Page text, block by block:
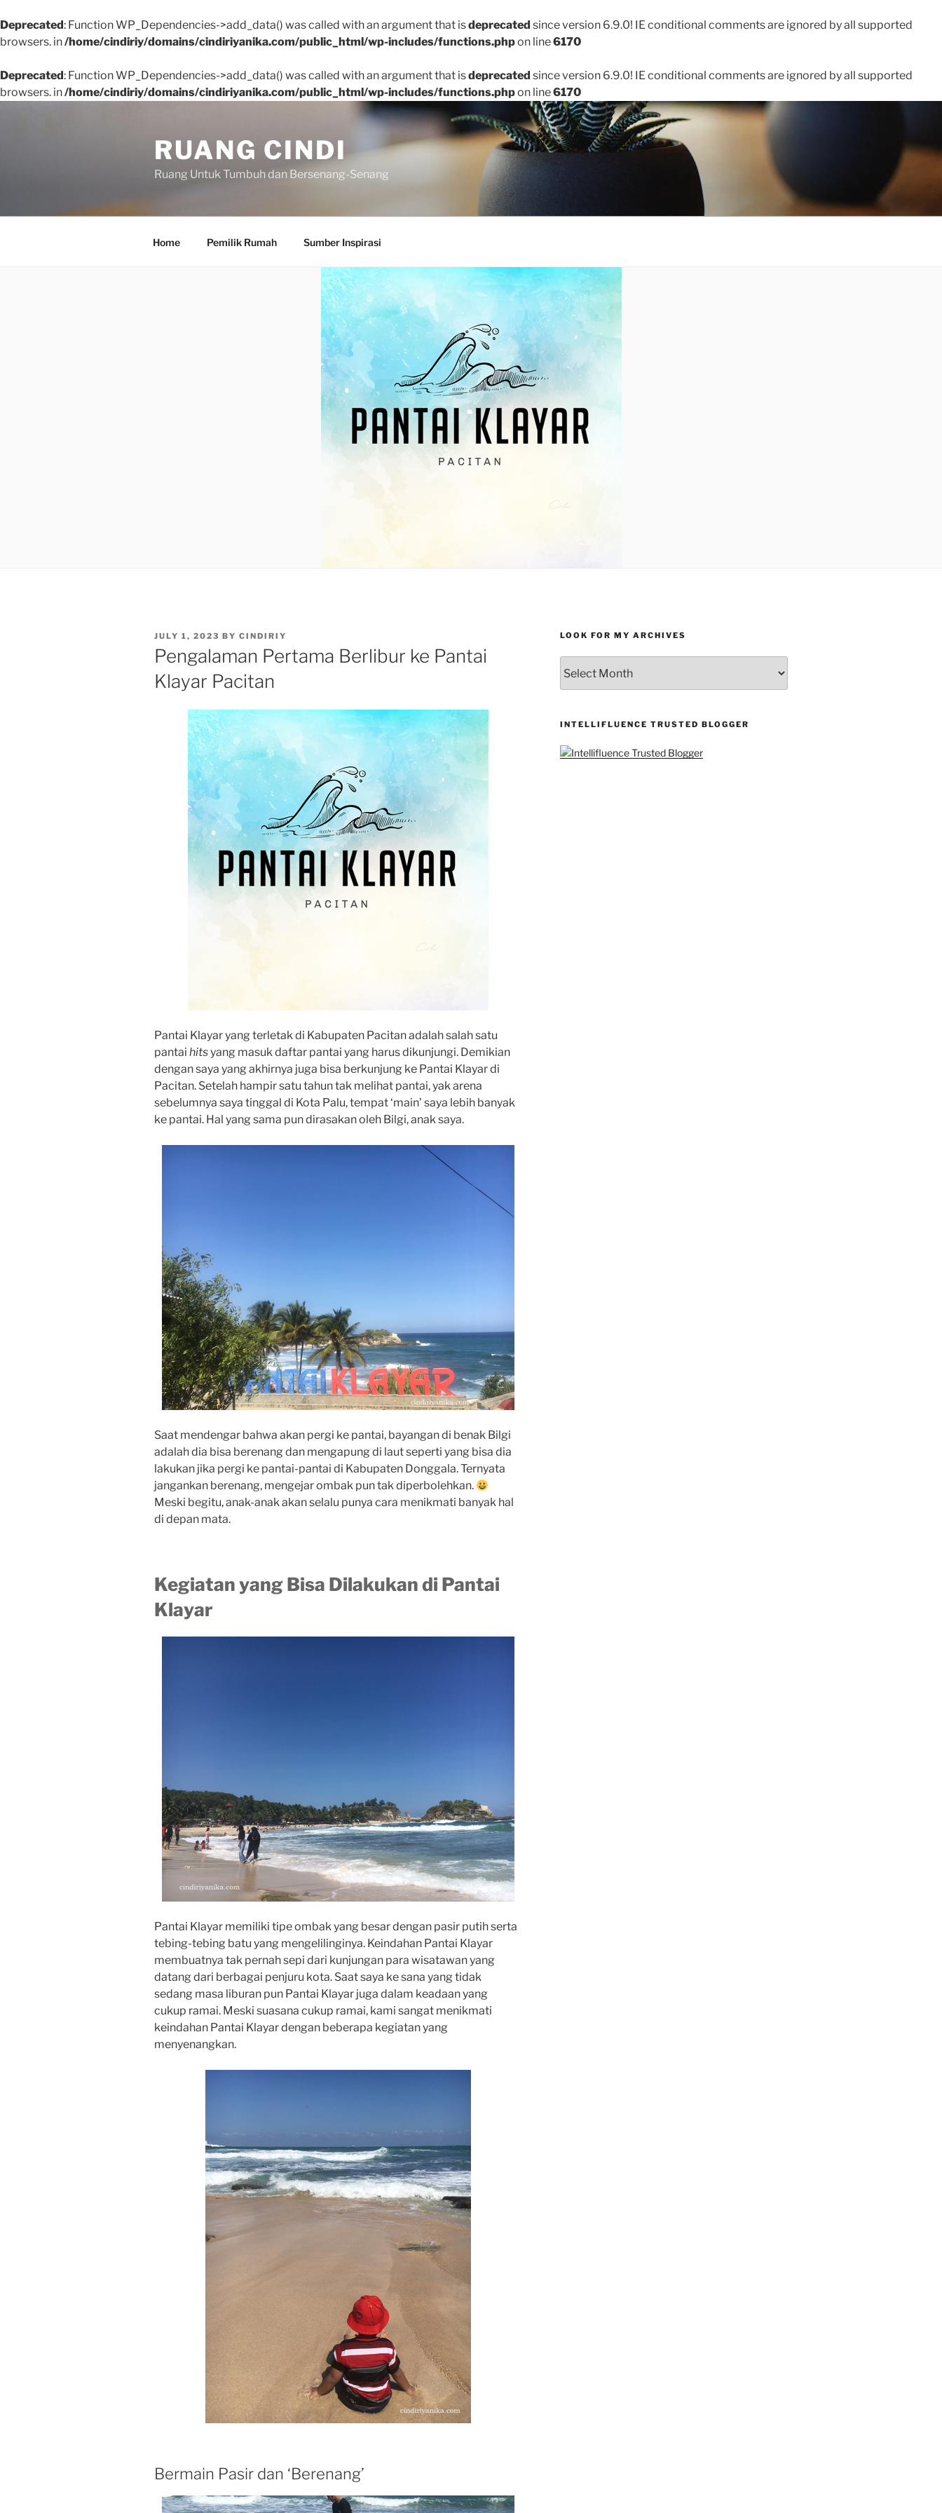
Deprecated: Function WP_Dependencies->add_data() was called with an argument that isdeprecated since version 6.9.0! IE conditional comments are ignored by all supported
browsers. in/home/cindiriy/domains/cindiriyanika.com/public_html/wp-includes/functions.phpon line6170
Deprecated: Function WP_Dependencies->add_data() was called with an argument that isdeprecated since version 6.9.0! IE conditional comments are ignored by all supported
browsers. in/home/cindiriy/domains/cindiriyanika.com/public_html/wp-includes/functions.phpon line6170
RUANG CINDI
Ruang Untuk Tumbuh dan Bersenang-Senang
Home Pemilik Rumah Sumber Inspirasi
POSTED
ON
JULY 1, 2023 BY CINDIRIY
Pengalaman Pertama Berlibur ke Pantai
Klayar Pacitan
Pantai Klayar yang terletak di Kabupaten Pacitan adalah salah satu
pantai hitsyang masuk daftar pantai yang harus dikunjungi. Demikian
dengan saya yang akhirnya juga bisa berkunjung ke Pantai Klayar di
Pacitan. Setelah hampir satu tahun tak melihat pantai, yak arena
sebelumnya saya tinggal di Kota Palu, tempat ‘main’ saya lebih banyak
ke pantai. Hal yang sama pun dirasakan oleh Bilgi, anak saya.
Saat mendengar bahwa akan pergi ke pantai, bayangan di benak Bilgi
adalah dia bisa berenang dan mengapung di laut seperti yang bisa dia
lakukan jika pergi ke pantai-pantai di Kabupaten Donggala. Ternyata
jangankan berenang, mengejar ombak pun tak diperbolehkan.
Meski begitu, anak-anak akan selalu punya cara menikmati banyak hal
di depan mata.
Kegiatan yang Bisa Dilakukan di Pantai
Klayar
Pantai Klayar memiliki tipe ombak yang besar dengan pasir putih serta
tebing-tebing batu yang mengelilinginya. Keindahan Pantai Klayar
membuatnya tak pernah sepi dari kunjungan para wisatawan yang
datang dari berbagai penjuru kota. Saat saya ke sana yang tidak
sedang masa liburan pun Pantai Klayar juga dalam keadaan yang
cukup ramai. Meski suasana cukup ramai, kami sangat menikmati
keindahan Pantai Klayar dengan beberapa kegiatan yang
menyenangkan.
Bermain Pasir dan ‘Berenang’
LOOK FOR MY ARCHIVES
FOR
MY
INTELLIFLUENCE TRUSTED BLOGGER